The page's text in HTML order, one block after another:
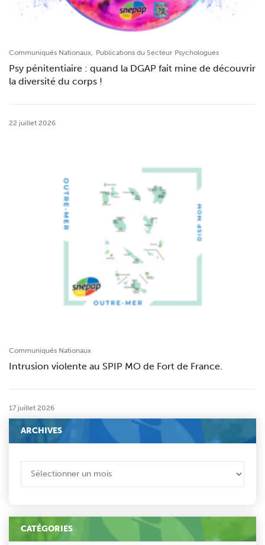
Communiqués Nationaux, Publications du Secteur Psychologues
Psy pénitentiaire : quand la DGAP fait mine de découvrir
la diversité du corps !
22 juillet 2026
Communiqués Nationaux
Intrusion violente au SPIP MO de Fort de France.
17 juillet 2026
ARCHIVES
CATÉGORIES